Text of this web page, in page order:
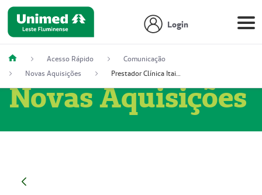
Login
Acesso Rápido
Comunicação
Novas Aquisições
Prestador Clínica Itaipú Ltda (51004348-2)
Novas Aquisições